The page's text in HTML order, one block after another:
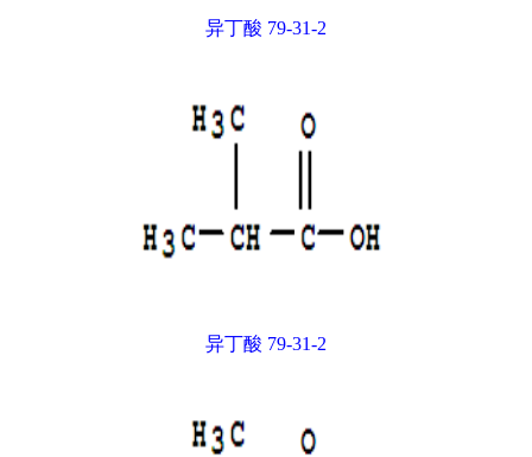
异丁酸 79-31-2
异丁酸 79-31-2